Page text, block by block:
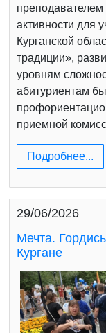
активности для
Курганской
традиции»,
уровням
абитуриентам
приемной
Подробнее...
29/06/2026
Мечта.
Кургане